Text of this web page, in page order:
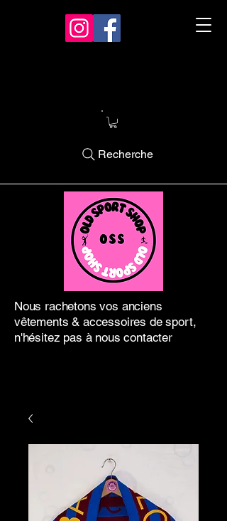
Nous rachetons vos anciens
vêtements & accessoires de sport,
n'hésitez pas à nous contacter
Recherche